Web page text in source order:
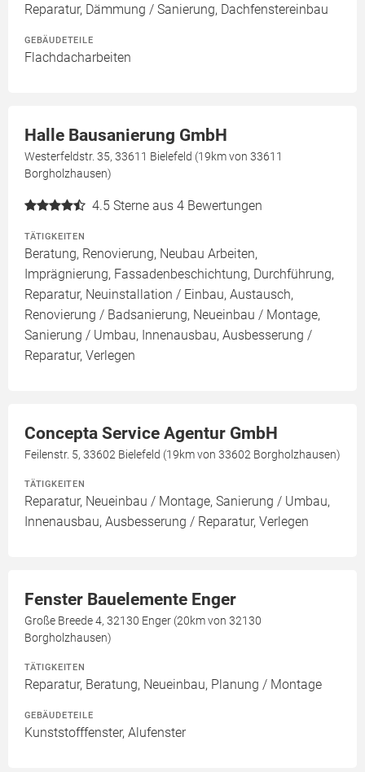
Reparatur, Dämmung / Sanierung, Dachfenstereinbau
GEBÄUDETEILE
Flachdacharbeiten
Halle Bausanierung GmbH
Westerfeldstr. 35, 33611 Bielefeld (19km von 33611
Borgholzhausen)
4.5 Sterne aus 4 Bewertungen
TÄTIGKEITEN
Beratung, Renovierung, Neubau Arbeiten,
Imprägnierung, Fassadenbeschichtung, Durchführung,
Reparatur, Neuinstallation / Einbau, Austausch,
Renovierung / Badsanierung, Neueinbau / Montage,
Sanierung / Umbau, Innenausbau, Ausbesserung /
Reparatur, Verlegen
Concepta Service Agentur GmbH
Feilenstr. 5, 33602 Bielefeld (19km von 33602 Borgholzhausen)
TÄTIGKEITEN
Reparatur, Neueinbau / Montage, Sanierung / Umbau,
Innenausbau, Ausbesserung / Reparatur, Verlegen
Fenster Bauelemente Enger
Große Breede 4, 32130 Enger (20km von 32130
Borgholzhausen)
TÄTIGKEITEN
Reparatur, Beratung, Neueinbau, Planung / Montage
GEBÄUDETEILE
Kunststofffenster, Alufenster